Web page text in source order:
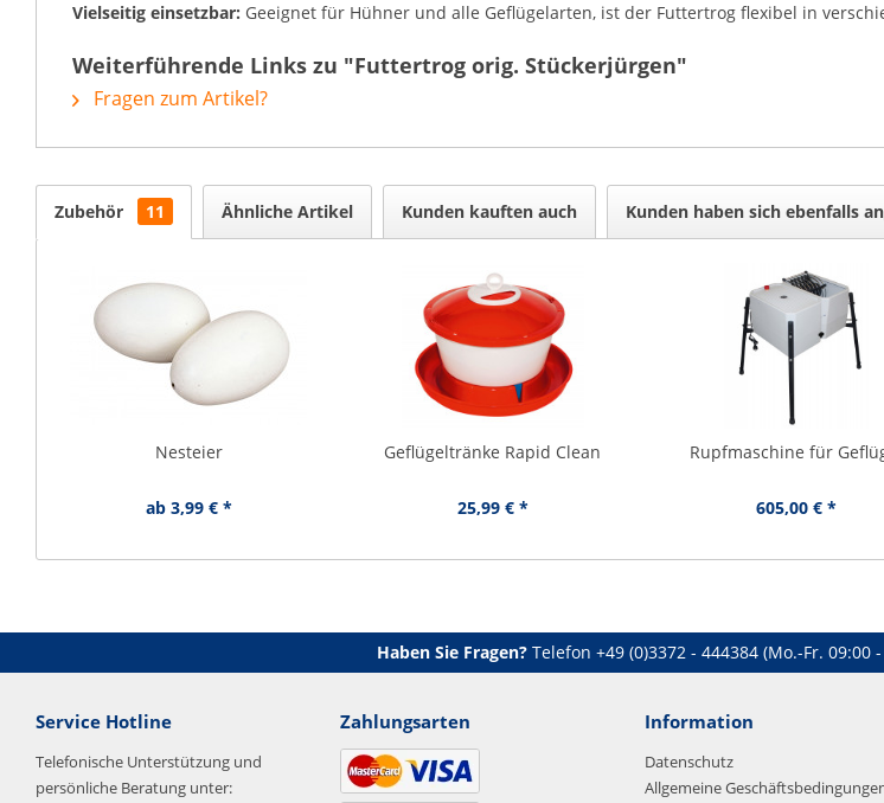
Vielseitig einsetzbar: Geeignet für Hühner und alle Geflügelarten, ist der Futtertrog flexibel in
Weiterführende Links zu "Futtertrog orig. Stückerjürgen"
Fragen zum Artikel?
Zubehör 11 Ähnliche Artikel Kunden kauften auch Kunden haben sich ebenfalls
Nesteier
ab 3,99 € *
Geflügeltränke Rapid Clean
25,99 € *
Rupfmaschine für
605,00 € *
Haben Sie Fragen? Telefon +49 (0)3372 - 444384 (Mo.-Fr. 09:00
Service Hotline
Telefonische Unterstützung und
persönliche Beratung unter:
Zahlungsarten Information
Datenschutz
Allgemeine